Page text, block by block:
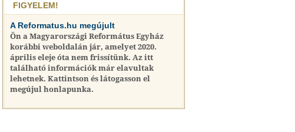
FIGYELEM!
A Reformatus.hu megújult
Ön a Magyarországi Református Egyház
korábbi weboldalán jár, amelyet 2020.
április eleje óta nem frissítünk. Az itt
található információk már elavultak
lehetnek. Kattintson és látogasson el
megújul honlapunka.